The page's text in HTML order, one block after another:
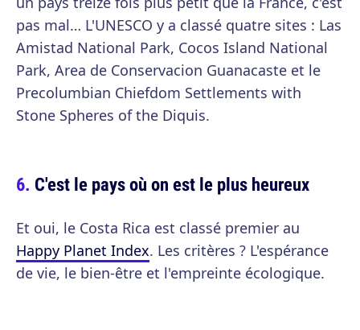
pas mal… L'UNESCO y a classé quatre sites : Las
Amistad National Park, Cocos Island National
Park, Area de Conservacion Guanacaste et le
Precolumbian Chiefdom Settlements with
Stone Spheres of the Diquis.
C'est le pays où on est le plus heureux
Et oui, le Costa Rica est classé premier au
Happy Planet Index. Les critères ? L'espérance
de vie, le bien-être et l'empreinte écologique.